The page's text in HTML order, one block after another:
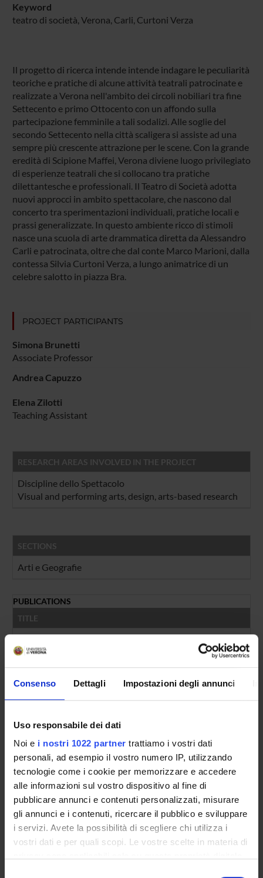
Consenso Dettagli Impostazioni degli annunci
Uso responsabile dei dati
Noi e i nostri 1022 partner trattiamo i vostri dati
personali, ad esempio il vostro numero IP, utilizzando
tecnologie come i cookie per memorizzare e accedere
alle informazioni sul vostro dispositivo al fine di
pubblicare annunci e contenuti personalizzati, misurare
gli annunci e i contenuti, ricercare il pubblico e sviluppare
i servizi. Avete la possibilità di scegliere chi utilizza i
vostri dati e per quali scopi. Le vostre scelte in materia di
Keyword
teatro di società, Verona, Carli, Curtoni Verza
Il progetto di ricerca intende intende indagare le peculiarità
teoriche e pratiche di alcune attività teatrali patrocinate e
realizzate a Verona nell'ambito dei circoli nobiliari tra fine
Settecento e primo Ottocento con un affondo sulla
partecipazione femminile a tali sodalizi. Alle soglie del
secondo Settecento nella città scaligera si assiste ad una
sempre più crescente attrazione per le scene. Con la grande
eredità di Scipione Maffei, Verona diviene luogo privilegiato
di esperienze teatrali che si collocano tra pratiche
dilettantesche e professionali. Il Teatro di Società adotta
nuovi approcci in ambito spettacolare, che nascono dal
concerto tra sperimentazioni individuali, pratiche locali e
prassi generalizzate. In questo ambiente ricco di stimoli
nasce una scuola di arte drammatica diretta da Alessandro
Carli e patrocinata, oltre che dal conte Marco Marioni, dalla
contessa Silvia Curtoni Verza, a lungo animatrice di un
celebre salotto in piazza Bra.
PROJECT PARTICIPANTS
Simona Brunetti
Associate Professor
Andrea Capuzzo
Elena Zilotti
Teaching Assistant
RESEARCH AREAS INVOLVED IN THE PROJECT
Discipline dello Spettacolo
Visual and performing arts, design, arts-based research
SECTIONS
Arti e Geografie
PUBLICATIONS
TITLE
Presentazione: L’inedita professionalità del teatro di società
Un poeta di compagnia "sui generis". L'attività teatrale di
Recitazione naturale e interpreti femminili nel Teatro di
Osservazioni critiche di Francesco Albergati Capacelli sul
Premessa
Teatro a Bologna tra villeggiatura e accademie: questioni di
Teatro e carteggi nel Sei-Settecento: da Aurelio Amalteo a
Carlo Coralli: dalle scene filodrammatiche alla Comédie
La professionalità rappresentativa nel “théâtre de société”